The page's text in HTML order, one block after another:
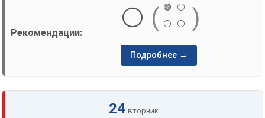
⚪ ( 🟢
⚪
⚪
⚪ )
Подробнее →
24 вторник